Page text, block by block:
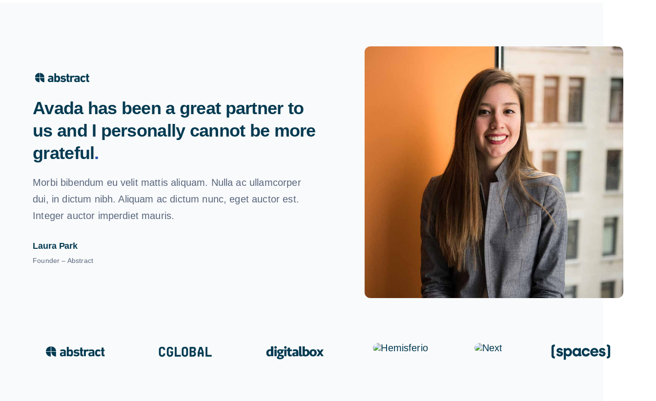
Avada has been a great partner to
us and I personally cannot be more
grateful.
Morbi bibendum eu velit mattis aliquam. Nulla ac ullamcorper
dui, in dictum nibh. Aliquam ac dictum nunc, eget auctor est.
Integer auctor imperdiet mauris.
Laura Park
Founder – Abstract